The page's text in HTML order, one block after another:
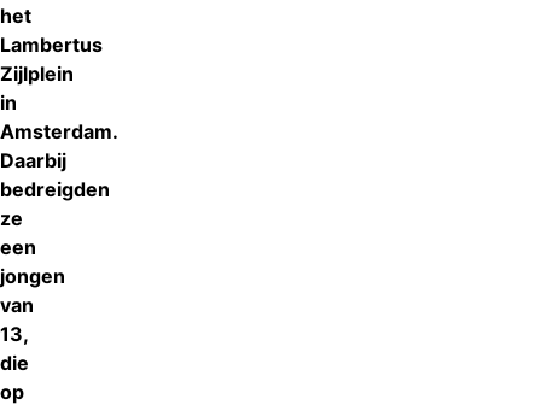
het
Lambertus
Zijlplein
in
Amsterdam.
Daarbij
bedreigden
ze
een
jongen
van
13,
die
op